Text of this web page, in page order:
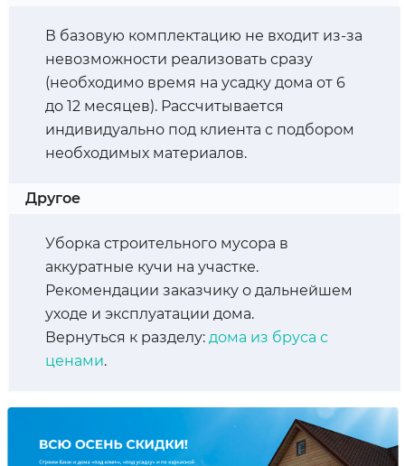
В базовую комплектацию не входит из-за
невозможности реализовать сразу
(необходимо время на усадку дома от 6
до 12 месяцев). Рассчитывается
индивидуально под клиента с подбором
необходимых материалов.
Другое
Уборка строительного мусора в
аккуратные кучи на участке.
Рекомендации заказчику о дальнейшем
уходе и эксплуатации дома.
Вернуться к разделу: дома из бруса с
ценами.